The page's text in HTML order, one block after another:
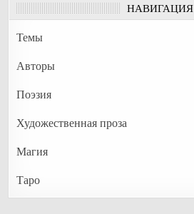
НАВИГАЦИЯ
Темы
Авторы
Поэзия
Художественная проза
Магия
Таро